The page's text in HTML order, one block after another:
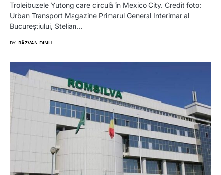
Troleibuzele Yutong care circulă în Mexico City. Credit foto:
Urban Transport Magazine Primarul General Interimar al
Bucureștiului, Stelian…
BY RĂZVAN DINU